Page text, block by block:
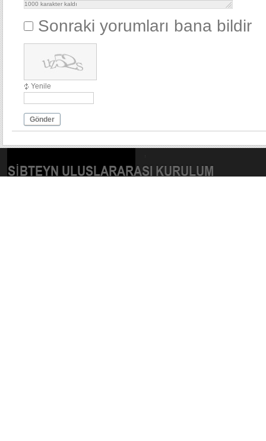
1000 karakter kaldı
Sonraki yorumları bana bildir
Yenile
Gönder
SIBTEYN ULUSLARARASI KURULUM